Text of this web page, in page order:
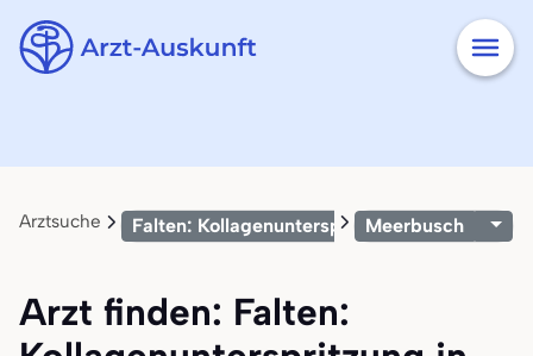
Arztsuche Falten: KollagenunterspritzungMeerbusch
Arzt finden: Falten: